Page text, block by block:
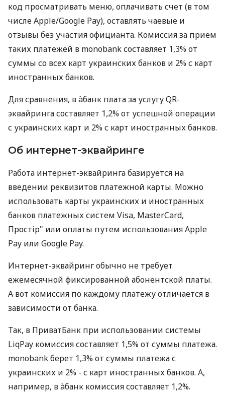
код просматривать меню, оплачивать счет (в том
числе Apple/Google Pay), оставлять чаевые и
отзывы без участия официанта. Комиссия за прием
таких платежей в monobank составляет 1,3% от
суммы со всех карт украинских банков и 2% с карт
иностранных банков.
Для сравнения, в àбанк плата за услугу QR-
эквайринга составляет 1,2% от успешной операции
с украинских карт и 2% с карт иностранных банков.
Об интернет-эквайринге
Работа интернет-эквайринга базируется на
введении реквизитов платежной карты. Можно
использовать карты украинских и иностранных
банков платежных систем Visa, MasterCard,
Простір" или оплаты путем использования Apple
Pay или Google Pay.
Интернет-эквайринг обычно не требует
ежемесячной фиксированной абонентской платы.
А вот комиссия по каждому платежу отличается в
зависимости от банка.
Так, в ПриватБанк при использовании системы
LiqPay комиссия составляет 1,5% от суммы платежа.
monobank берет 1,3% от суммы платежа с
украинских и 2% - с карт иностранных банков. А,
например, в àбанк комиссия составляет 1,2%.